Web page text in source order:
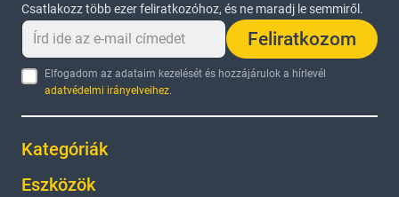
Csatlakozz több ezer feliratkozóhoz, és ne maradj le semmiről.
Feliratkozom
Elfogadom az adataim kezelését és hozzájárulok a hírlevél
adatvédelmi irányelveihez.
Kategóriák
Eszközök